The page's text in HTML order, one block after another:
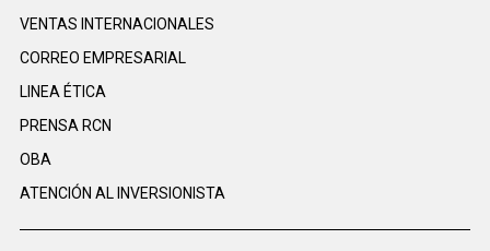
VENTAS INTERNACIONALES
CORREO EMPRESARIAL
LINEA ÉTICA
PRENSA RCN
OBA
ATENCIÓN AL INVERSIONISTA